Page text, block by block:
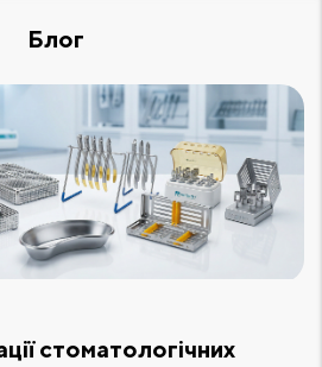
Блог
стоматологічних